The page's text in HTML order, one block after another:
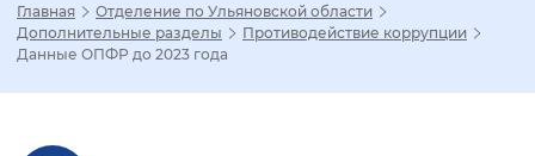
Настройка режима отображения
Главная
Отделение по Ульяновской области
Дополнительные разделы
Противодействие коррупции
Данные ОПФР до 2023 года